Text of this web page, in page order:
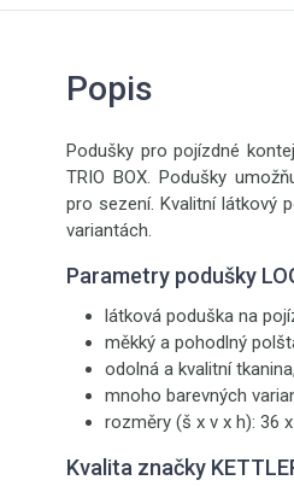
Popis
Podušky pro pojízdné
TRIO BOX. Podušky
pro sezení. Kvalitní látkový
variantách.
Parametry podušky
látková poduška na
měkký a pohodlný
odolná a kvalitní
mnoho barevných
rozměry (š x v x h): 36
Kvalita značky